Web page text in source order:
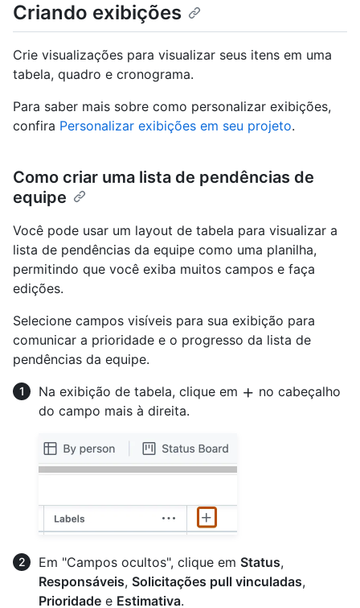
Criando exibições
Crie visualizações para visualizar seus itens em uma
tabela, quadro e cronograma.
Para saber mais sobre como personalizar exibições,
confira Personalizar exibições em seu projeto.
Como criar uma lista de pendências de
equipe
Você pode usar um layout de tabela para visualizar a
lista de pendências da equipe como uma planilha,
permitindo que você exiba muitos campos e faça
edições.
Selecione campos visíveis para sua exibição para
comunicar a prioridade e o progresso da lista de
pendências da equipe.
Na exibição de tabela, clique em
no cabeçalho
do campo mais à direita.
Em "Campos ocultos", clique em Status,
Responsáveis, Solicitações pull vinculadas,
Prioridade e Estimativa.